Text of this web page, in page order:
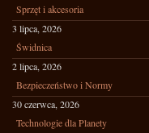
Sprzęt i akcesoria
3 lipca, 2026
Świdnica
2 lipca, 2026
Bezpieczeństwo i Normy
30 czerwca, 2026
Technologie dla Planety